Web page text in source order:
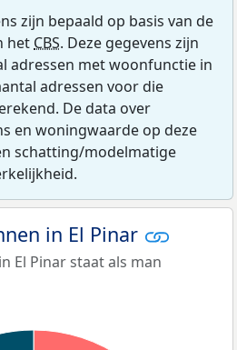
zijn bepaald op basis van de
het CBS. Deze gegevens zijn
adressen met woonfunctie in
adressen voor die
De data over
en woningwaarde op deze
schatting/modelmatige
in El Pinar
El Pinar staat als man